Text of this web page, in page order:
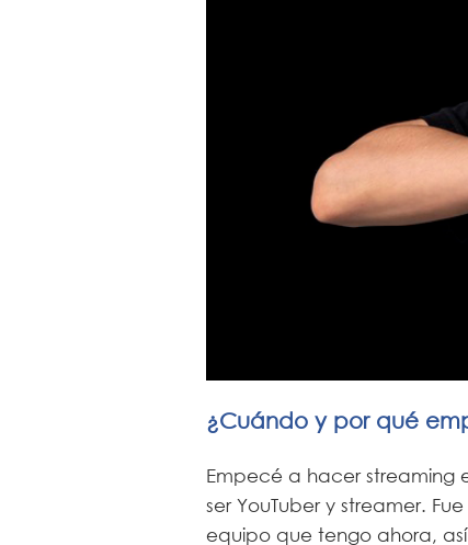
¿Cuándo y por qué
Empecé a hacer streaming
ser YouTuber y streamer.
equipo que tengo ahora,